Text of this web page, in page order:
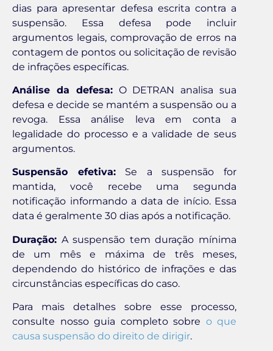
dias para apresentar defesa escrita contra a
suspensão. Essa defesa pode incluir
argumentos legais, comprovação de erros na
contagem de pontos ou solicitação de revisão
de infrações específicas.
Análise da defesa:O DETRAN analisa sua
defesa e decide se mantém a suspensão ou a
revoga. Essa análise leva em conta a
legalidade do processo e a validade de seus
argumentos.
Suspensão efetiva:Se a suspensão for
mantida, você recebe uma segunda
notificação informando a data de início. Essa
data é geralmente 30 dias após a notificação.
Duração: A suspensão tem duração mínima
de um mês e máxima de três meses,
dependendo do histórico de infrações e das
circunstâncias específicas do caso.
Para mais detalhes sobre esse processo,
consulte nosso guia completo sobre o que
causa suspensão do direito de dirigir.